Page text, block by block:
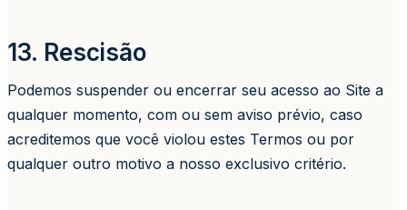
13. Rescisão
Podemos suspender ou encerrar seu acesso ao Site a
qualquer momento, com ou sem aviso prévio, caso
acreditemos que você violou estes Termos ou por
qualquer outro motivo a nosso exclusivo critério.